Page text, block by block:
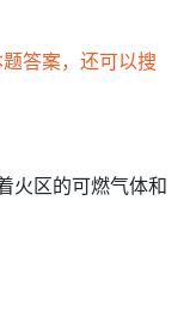
答案，还可以搜
火区的可燃气体和